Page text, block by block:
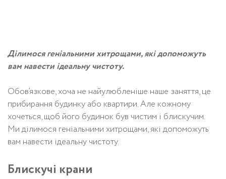
Ділимося геніальними хитрощами, які допоможуть
вам навести ідеальну чистоту.
Обов’язкове, хоча не найулюбленіше наше заняття, це
прибирання будинку або квартири. Але кожному
хочеться, щоб його будинок був чистим і блискучим.
Ми ділимося геніальними хитрощами, які допоможуть
вам навести ідеальну чистоту.
Блискучі крани